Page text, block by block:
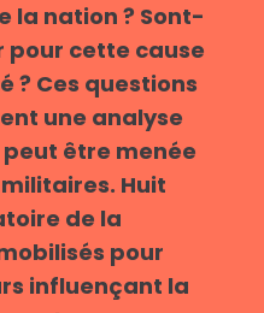
la nation ? Sont-
pour cette cause
? Ces questions
une analyse
être menée
Huit
de la
pour
influençant la